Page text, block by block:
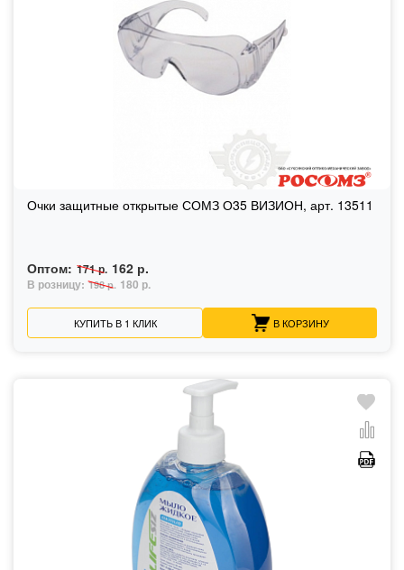
Очки защитные открытые СОМЗ О35 ВИЗИОН, арт. 13511
Оптом: 171 р. 162 р.
В розницу: 198 р. 180 р.
КУПИТЬ В 1 КЛИК В КОРЗИНУ